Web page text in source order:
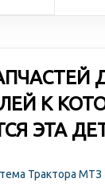
К
ЭТА
Трактора МТЗ